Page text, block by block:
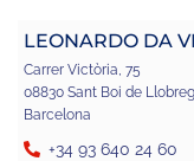
LEONARDO DA
Carrer Victòria, 75
08830 Sant Boi de
Barcelona
+34 93 640 24 60